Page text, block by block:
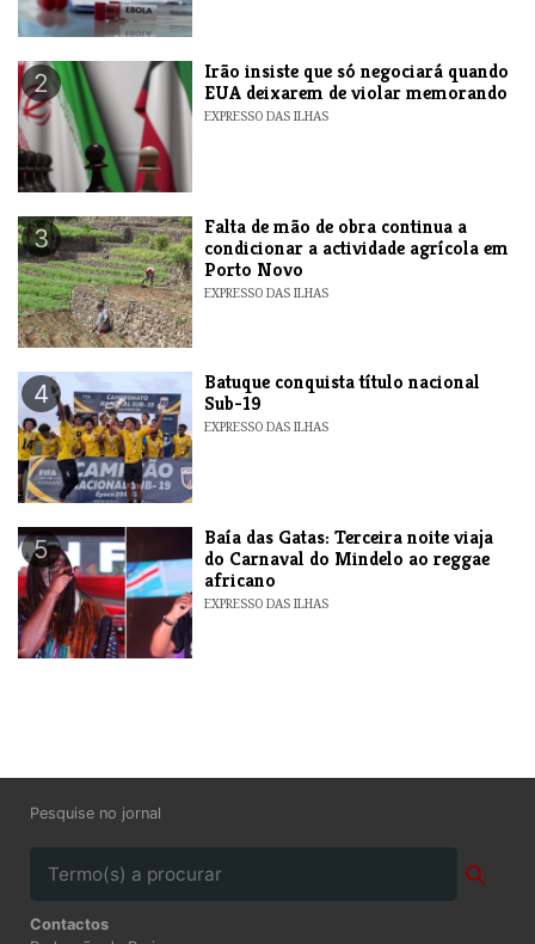
2
​Irão insiste que só negociará quando
EUA deixarem de violar memorando
EXPRESSO DAS ILHAS
3
Falta de mão de obra continua a
condicionar a actividade agrícola em
Porto Novo
EXPRESSO DAS ILHAS
4
​Batuque conquista título nacional
Sub-19
EXPRESSO DAS ILHAS
5
Baía das Gatas: Terceira noite viaja
do Carnaval do Mindelo ao reggae
africano
EXPRESSO DAS ILHAS
Pesquise no jornal
Contactos